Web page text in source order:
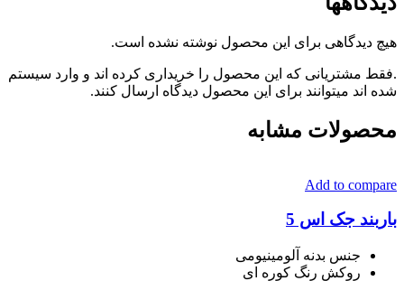
هیچ دیدگاهی برای این محصول نوشته نشده است.
.فقط مشتریانی که این محصول را خریداری کرده اند و وارد سیستم
شده اند میتوانند برای این محصول دیدگاه ارسال کنند.
محصولات مشابه
Add to compare
باربند جک اس 5
جنس بدنه آلومینیومی
روکش رنگ کوره ای